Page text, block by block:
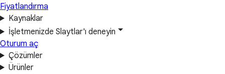
Fiyatlandırma
Kaynaklar
İşletmenizde Slaytlar'ı deneyin
Oturum aç
Çözümler
Ürünler